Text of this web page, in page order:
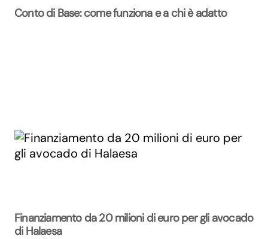
Conto di Base: come funziona e a chi è adatto
Finanziamento da 20 milioni di euro per gli avocado
di Halaesa